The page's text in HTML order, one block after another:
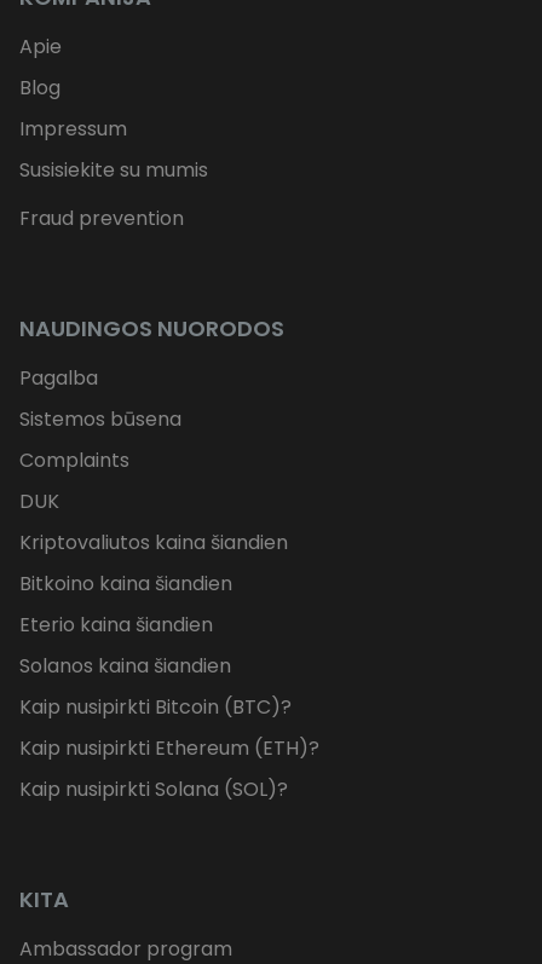
Apie
Blog
Impressum
Susisiekite su mumis
Fraud prevention
NAUDINGOS NUORODOS
Pagalba
Sistemos būsena
Complaints
DUK
Kriptovaliutos kaina šiandien
Bitkoino kaina šiandien
Eterio kaina šiandien
Solanos kaina šiandien
Kaip nusipirkti Bitcoin (BTC)?
Kaip nusipirkti Ethereum (ETH)?
Kaip nusipirkti Solana (SOL)?
KITA
Ambassador program